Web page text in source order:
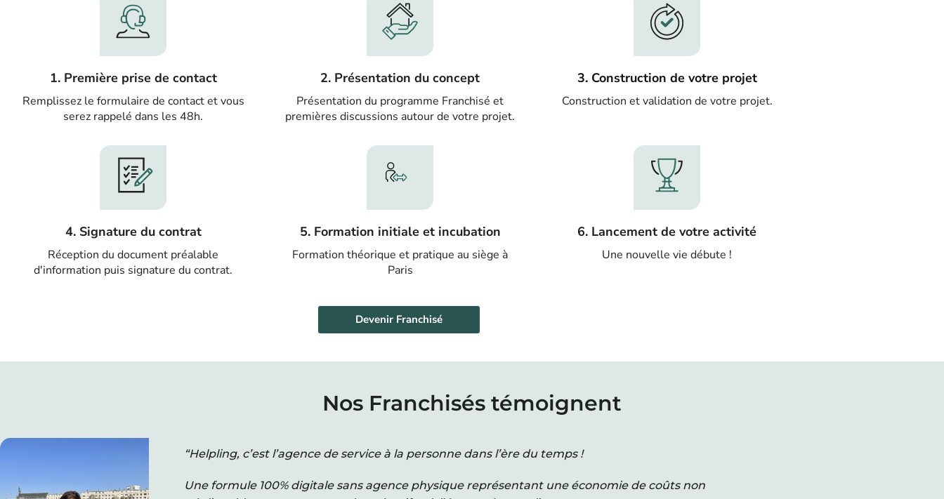
1. Première prise de contact
Remplissez le formulaire de contact et vous
serez rappelé dans les 48h.
2. Présentation du concept
Présentation du programme Franchisé et
premières discussions autour de votre projet.
3. Construction de votre projet
Construction et validation de votre projet.
4. Signature du contrat
Réception du document préalable
d'information puis signature du contrat.
5. Formation initiale et incubation
Formation théorique et pratique au siège à
Paris
6. Lancement de votre activité
Une nouvelle vie débute !
Devenir Franchisé
Nos Franchisés témoignent
“Helpling, c’est l’agence de service à la personne dans l’ère du temps !
Une formule 100% digitale sans agence physique représentant une économie de coûts non